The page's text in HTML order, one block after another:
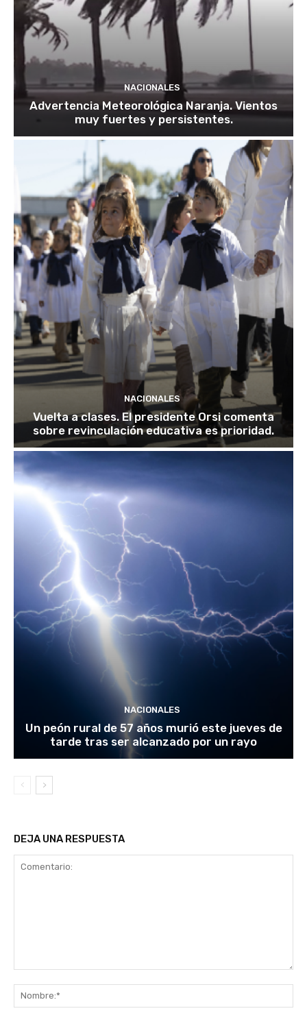
NACIONALES
Advertencia Meteorológica Naranja. Vientos
muy fuertes y persistentes.
NACIONALES
Vuelta a clases. El presidente Orsi comenta
sobre revinculación educativa es prioridad.
NACIONALES
Un peón rural de 57 años murió este jueves de
tarde tras ser alcanzado por un rayo
DEJA UNA RESPUESTA